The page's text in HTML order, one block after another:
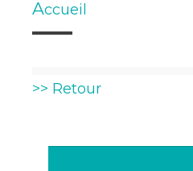
Accueil
>> Retour